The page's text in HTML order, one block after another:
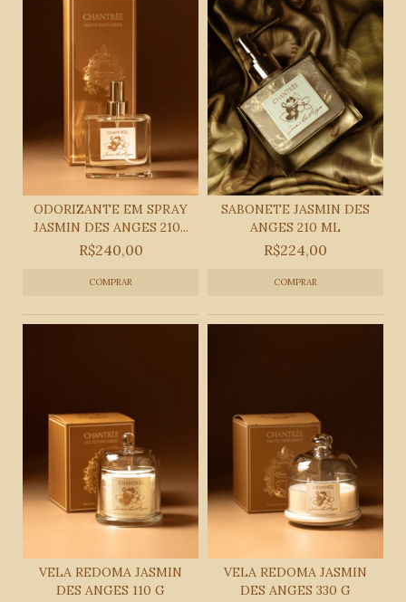
ODORIZANTE EM SPRAY
JASMIN DES ANGES 210...
R$240,00
SABONETE JASMIN DES
ANGES 210 ML
R$224,00
VELA REDOMA JASMIN
DES ANGES 110 G
VELA REDOMA JASMIN
DES ANGES 330 G